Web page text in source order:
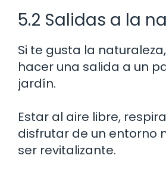
5.2 Salidas a la
Si te gusta la
hacer una salida a un
jardín.
Estar al aire libre,
disfrutar de un entorno
ser revitalizante.